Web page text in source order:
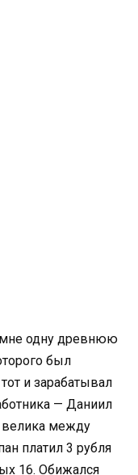
мне одну древнюю
был
и зарабатывал
— Даниил
велика между
платил 3 рубля
16. Обижался